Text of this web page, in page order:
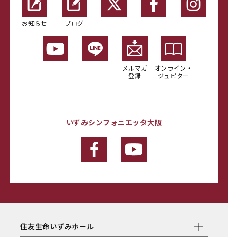
お知らせ ブログ
メルマガ
登録
オンライン・
ジュピター
いずみシンフォニエッタ大阪
住友生命いずみホール